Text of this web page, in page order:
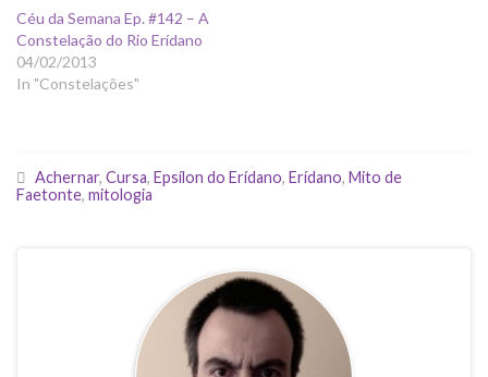
Céu da Semana Ep. #142 – A
Constelação do Rio Erídano
04/02/2013
In "Constelações"
Achernar, Cursa, Epsílon do Erídano, Erídano, Mito de
Faetonte, mitologia